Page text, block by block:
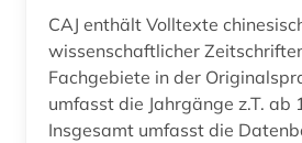
literatur (1)
literaturwissenschaft (1)
maschinenbau (2)
CAJ enthält Volltexte
wissenschaftlicher
Fachgebiete in der Originalsprache. Das
umfasst die Jahrgänge z.T. ab
Insgesamt umfasst die Datenbank